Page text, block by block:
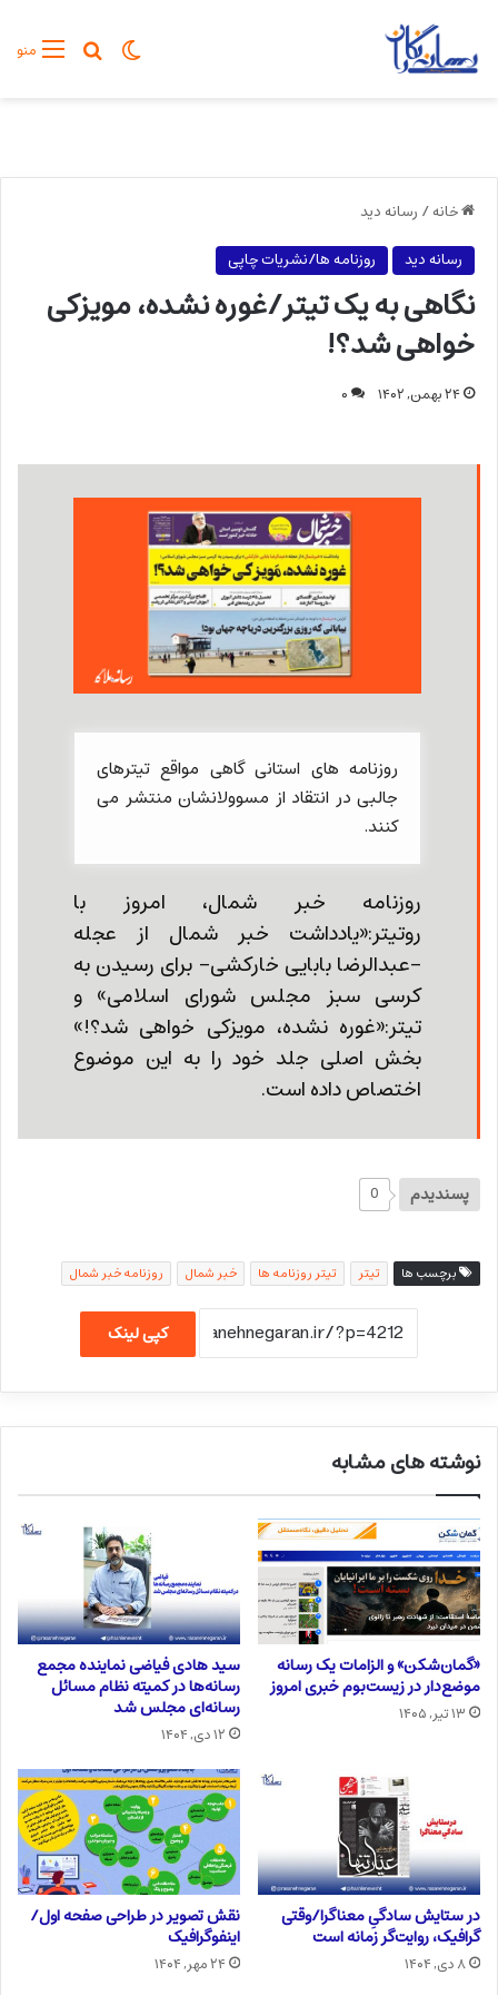
منوجستجو
تغییر پوسته
خانه/ رسانه دید
رسانه دید
روزنامه ها/نشریات چاپی
نگاهی به یک تیتر/غوره نشده، مویزکی
خواهی شد؟!
۲۴ بهمن, ۱۴۰۲ ۰
روزنامه های استانی گاهی مواقع تیترهای
جالبی در انتقاد از مسوولانشان منتشر می
کنند.
روزنامه خبر شمال، امروز با
روتیتر:«یادداشت خبر شمال از عجله
-عبدالرضا بابایی خارکشی- برای رسیدن به
کرسی سبز مجلس شورای اسلامی» و
تیتر:«غوره نشده، مویزکی خواهی شد؟!»
بخش اصلی جلد خود را به این موضوع
اختصاص داده است.
پسندیدم 0
برچسب ها تیتر تیتر روزنامه ها خبر شمال روزنامه خبر شمال
کپی لینک
نوشته های مشابه
«گمان‌شکن» و الزامات یک رسانه
موضع‌دار در زیست‌بوم خبری امروز
۱۳ تیر, ۱۴۰۵
سید هادی فیاضی نماینده مجمع
رسانه‌ها در کمیته نظام مسائل
رسانه‌ای مجلس شد
۱۲ دی, ۱۴۰۴
در ستایش سادگیِ معناگرا/وقتی
گرافیک، روایت‌گر زمانه است
۸ دی, ۱۴۰۴
نقش تصویر در طراحی صفحه اول/
اینفوگرافیک
۲۴ مهر, ۱۴۰۴